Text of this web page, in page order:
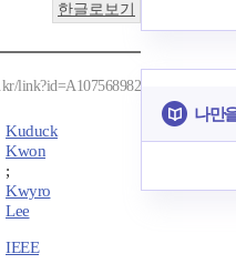
한글로보기
link?id=A107568982
Kuduck
Kwon
;
Kwyro
Lee
IEEE
나만